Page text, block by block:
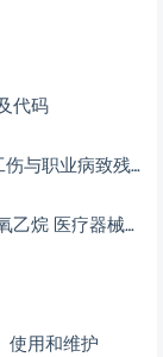
代码
GB T 16180-2014劳动能力鉴定 职工工伤与职业病致残等级
GB 18279-2023医疗保健产品灭菌 环氧乙烷 医疗器械灭菌过程的开发、确认和常规控制要求
使用和维护